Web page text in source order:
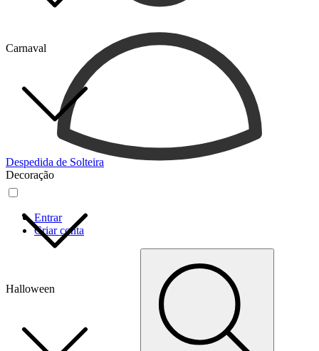
Carnaval
Despedida de Solteira
Decoração
Halloween
Entrar
Criar conta